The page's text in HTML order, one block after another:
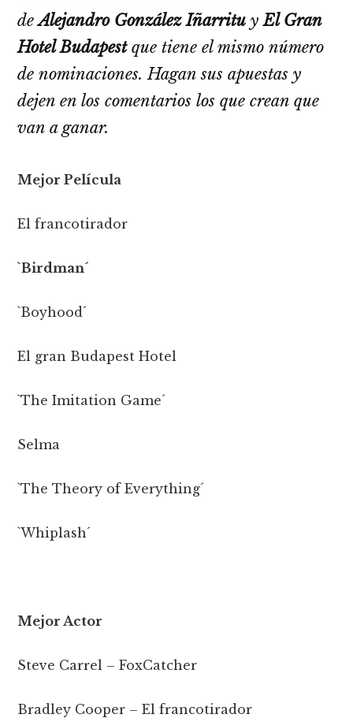
deAlejandro González Iñarritu yEl Gran
Hotel Budapestque tiene el mismo número
de nominaciones. Hagan sus apuestas y
dejen en los comentarios los que crean que
van a ganar.
Mejor Película
El francotirador
`Birdman´
`Boyhood´
El gran Budapest Hotel
`The Imitation Game´
Selma
`The Theory of Everything´
`Whiplash´
Mejor Actor
Steve Carrel – FoxCatcher
Bradley Cooper – El francotirador